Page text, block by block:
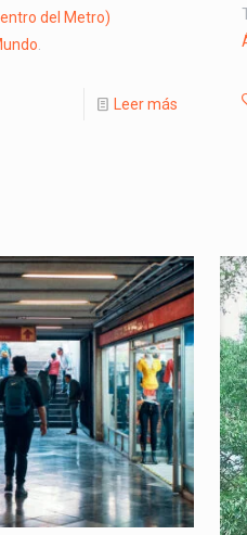
del Metro)
Leer más